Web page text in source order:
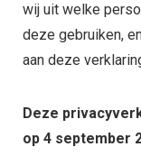
wij uit welke
deze gebruiken,
aan deze
Deze
op 4 september